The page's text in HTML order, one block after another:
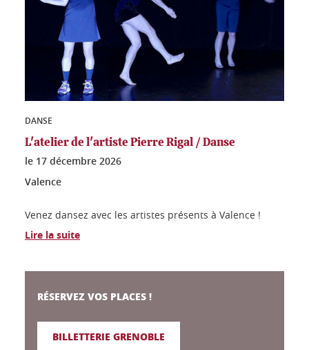
DANSE
L'atelier de l'artiste Pierre Rigal / Danse
le 17 décembre 2026
Valence
Venez dansez avec les artistes présents à Valence !
Lire la suite
RÉSERVEZ VOS PLACES !
BILLETTERIE GRENOBLE